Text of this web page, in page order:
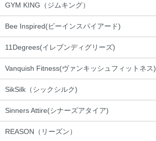
GYM KING（ジムキング）
Bee Inspired(ビーインスパイアード)
11Degrees(イレブンディグリーズ)
Vanquish Fitness(ヴァンキッシュフィットネス)
SikSilk（シックシルク)
Sinners Attire(シナーズアタイア)
REASON（リーズン）